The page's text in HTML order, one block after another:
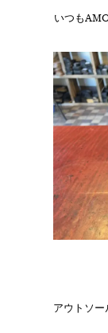
いつも
アウトソ